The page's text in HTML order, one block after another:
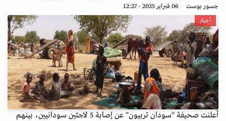
جسور بوست 06 فبراير 2025 - 12:27
أخبار
أعلنت صحيفة "سودان تربيون" عن إصابة 5 لاجئين سودانيين، بينهم